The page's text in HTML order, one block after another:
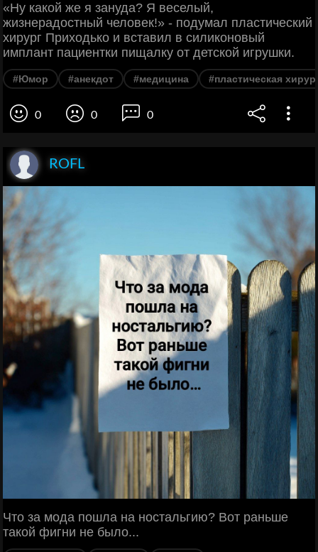
«Ну какой же я зануда? Я веселый,
жизнерадостный человек!» - подумал пластический
хирург Приходько и вставил в силиконовый
имплант пациентки пищалку от детской игрушки.
#Юмор #анекдот #медицина #пластическая
0 0 0
ROFL
Что за мода пошла на ностальгию? Вот раньше
такой фигни не было...